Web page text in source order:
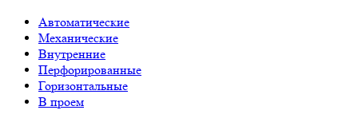
Автоматические
Механические
Внутренние
Перфорированные
Горизонтальные
В проем